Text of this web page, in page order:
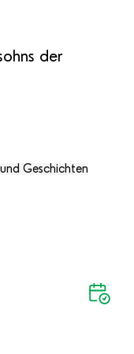
der
Geschichten